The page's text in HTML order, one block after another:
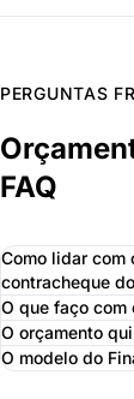
PERGUNTAS
FAQ
Como lidar com
contracheque
O que faço com
O orçamento
O modelo do